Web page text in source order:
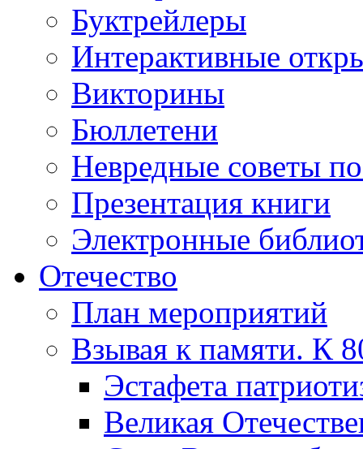
Буктрейлеры
Интерактивные
Викторины
Бюллетени
Невредные советы
Презентация книги
Электронные
Отечество
План мероприятий
Взывая к памяти. К
Эcтафета
Великая